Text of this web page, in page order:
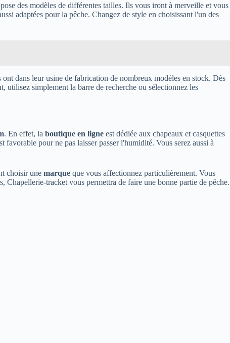
des modèles de différentes tailles. Ils vous iront à merveille et vous
adaptées pour la pêche. Changez de style en choisissant l'un des
dans leur usine de fabrication de nombreux modèles en stock. Dès
utilisez simplement la barre de recherche ou sélectionnez les
. En effet, la boutique en ligne est dédiée aux chapeaux et casquettes
favorable pour ne pas laisser passer l'humidité. Vous serez aussi à
choisir une marque que vous affectionnez particulièrement. Vous
Chapellerie-tracket vous permettra de faire une bonne partie de pêche.